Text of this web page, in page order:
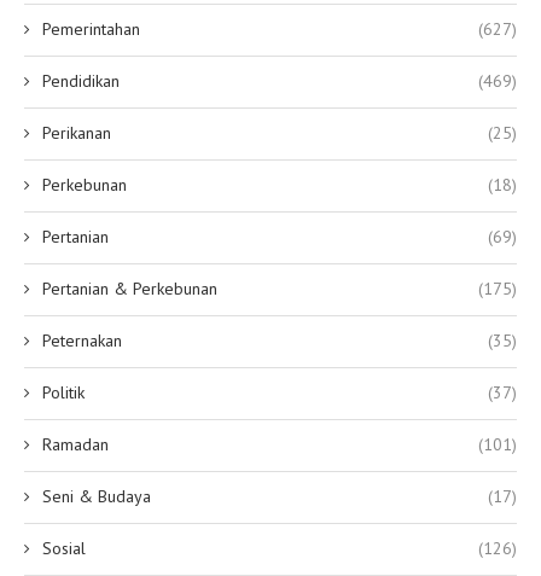
Pemerintahan (627)
Pendidikan (469)
Perikanan (25)
Perkebunan (18)
Pertanian (69)
Pertanian & Perkebunan (175)
Peternakan (35)
Politik (37)
Ramadan (101)
Seni & Budaya (17)
Sosial (126)